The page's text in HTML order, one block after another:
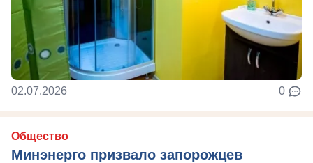
02.07.2026 0
Общество
Минэнерго призвало запорожцев